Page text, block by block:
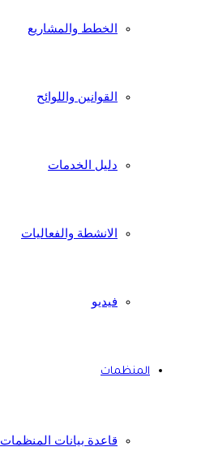
الخطط والمشاريع
القوانين واللوائح
دليل الخدمات
الانشطة والفعاليات
فيديو
المنظمات
قاعدة بيانات المنظمات